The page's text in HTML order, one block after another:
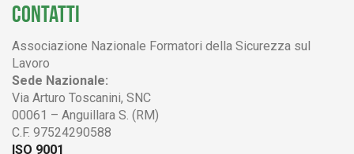
CONTATTI
Associazione Nazionale Formatori della Sicurezza sul
Lavoro
Sede Nazionale:
Via Arturo Toscanini, SNC
00061 – Anguillara S. (RM)
C.F. 97524290588
ISO 9001